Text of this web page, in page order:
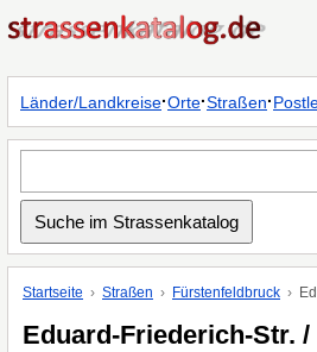
Länder/Landkreise·Orte·Straßen·
Startseite Straßen Fürstenfeldbruck
Eduard-Friederich-Str. /